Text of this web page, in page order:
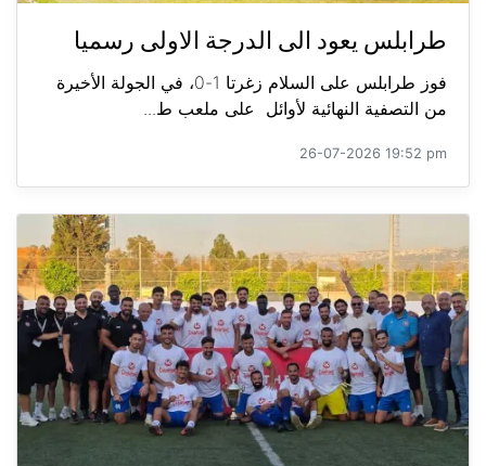
طرابلس يعود الى الدرجة الاولى رسميا
فوز طرابلس على السلام زغرتا 1-0، في الجولة الأخيرة
من التصفية النهائية لأوائل على ملعب ط...
26-07-2026 19:52 pm